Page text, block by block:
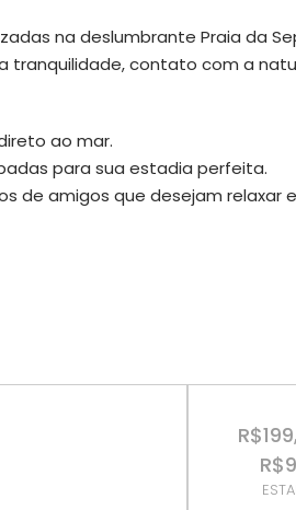
na deslumbrante Praia da
tranquilidade, contato com a
ao mar.
para sua estadia perfeita.
de amigos que desejam relaxar